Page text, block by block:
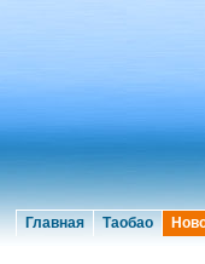
Главная Таобао